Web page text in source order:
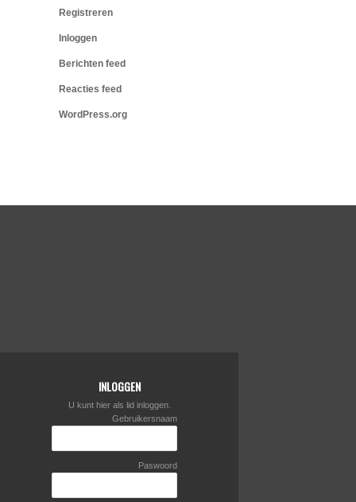
Registreren
Inloggen
Berichten feed
Reacties feed
WordPress.org
INLOGGEN
U kunt hier als lid inloggen.
Gebruikersnaam
Paswoord